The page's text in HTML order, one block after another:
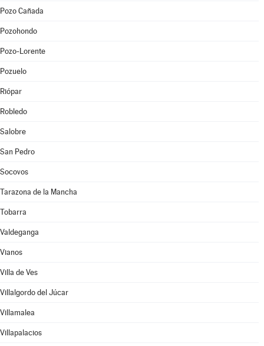
Pozo Cañada
Pozohondo
Pozo-Lorente
Pozuelo
Riópar
Robledo
Salobre
San Pedro
Socovos
Tarazona de la Mancha
Tobarra
Valdeganga
Vianos
Villa de Ves
Villalgordo del Júcar
Villamalea
Villapalacios